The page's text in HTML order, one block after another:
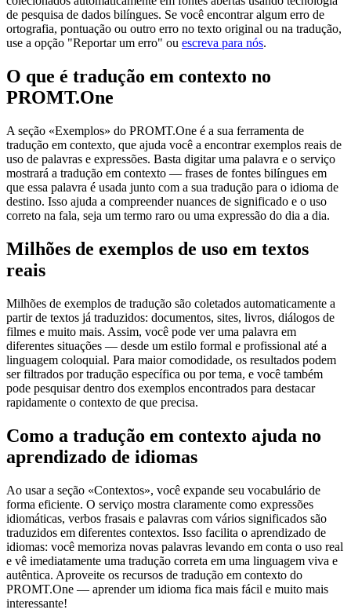
de pesquisa de dados bilíngues. Se você encontrar algum erro de
ortografia, pontuação ou outro erro no texto original ou na tradução,
use a opção "Reportar um erro" ou escreva para nós.
O que é tradução em contexto no
PROMT.One
A seção «Exemplos» do PROMT.One é a sua ferramenta de
tradução em contexto, que ajuda você a encontrar exemplos reais de
uso de palavras e expressões. Basta digitar uma palavra e o serviço
mostrará a tradução em contexto — frases de fontes bilíngues em
que essa palavra é usada junto com a sua tradução para o idioma de
destino. Isso ajuda a compreender nuances de significado e o uso
correto na fala, seja um termo raro ou uma expressão do dia a dia.
Milhões de exemplos de uso em textos
reais
Milhões de exemplos de tradução são coletados automaticamente a
partir de textos já traduzidos: documentos, sites, livros, diálogos de
filmes e muito mais. Assim, você pode ver uma palavra em
diferentes situações — desde um estilo formal e profissional até a
linguagem coloquial. Para maior comodidade, os resultados podem
ser filtrados por tradução específica ou por tema, e você também
pode pesquisar dentro dos exemplos encontrados para destacar
rapidamente o contexto de que precisa.
Como a tradução em contexto ajuda no
aprendizado de idiomas
Ao usar a seção «Contextos», você expande seu vocabulário de
forma eficiente. O serviço mostra claramente como expressões
idiomáticas, verbos frasais e palavras com vários significados são
traduzidos em diferentes contextos. Isso facilita o aprendizado de
idiomas: você memoriza novas palavras levando em conta o uso real
e vê imediatamente uma tradução correta em uma linguagem viva e
autêntica. Aproveite os recursos de tradução em contexto do
PROMT.One — aprender um idioma fica mais fácil e muito mais
interessante!